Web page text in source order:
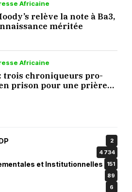
Africaine
relève la note à Ba3,
méritée
Africaine
trois chroniqueurs pro-
prison pour une prière
2
4 734
et Institutionnelles 151
89
6